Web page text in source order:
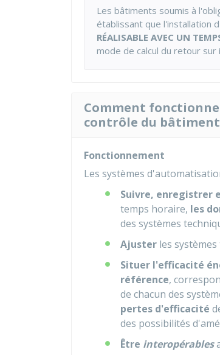
Les bâtiments soumis à
établissant que l'installation
RÉALISABLE AVEC UN
mode de calcul du retour
Comment
contrôle du bâtiment
Fonctionnement
Les systèmes
Suivre, enregistrer
temps horaire, les
des systèmes
Ajuster les
Situer l'efficacité
référence,
de chacun des
pertes d'efficacité
des possibilités
Être interopérables